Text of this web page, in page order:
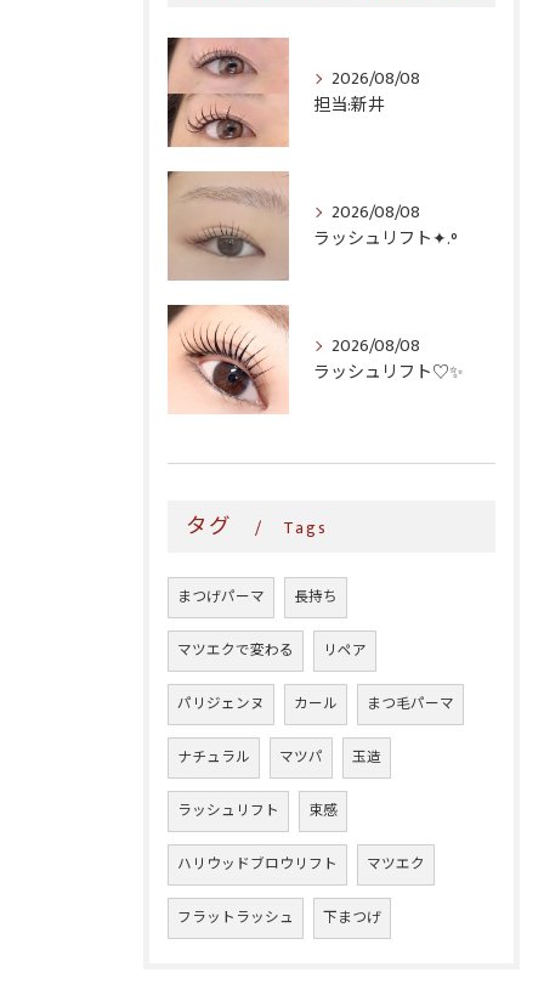
2026/08/08
担当:新井
2026/08/08
ラッシュリフト✦.°
2026/08/08
ラッシュリフト♡✨
タグ Tags
まつげパーマ 長持ち
マツエクで変わる リペア
パリジェンヌ カール まつ毛パーマ
ナチュラル マツパ 玉造
ラッシュリフト 束感
ハリウッドブロウリフト マツエク
フラットラッシュ 下まつげ